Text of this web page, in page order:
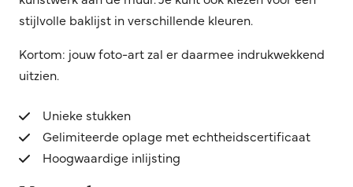
stijlvolle baklijst in verschillende kleuren.
Kortom: jouw foto-art zal er daarmee indrukwekkend
uitzien.
Unieke stukken
Gelimiteerde oplage met echtheidscertificaat
Hoogwaardige inlijsting